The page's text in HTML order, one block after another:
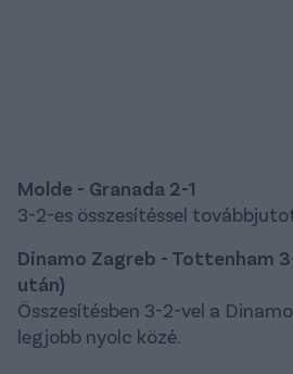
Molde - Granada 2-1
3-2-es összesítéssel
Dinamo Zagreb - Tottenham
után)
Összesítésben 3-2-vel a
legjobb nyolc közé.